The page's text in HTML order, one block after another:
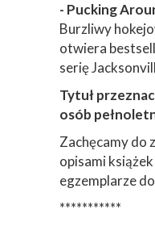
- Pucking
Burzliwy
otwiera
serię
Tytuł
osób
Zachęcamy do
opisami
egzemplarze
***********